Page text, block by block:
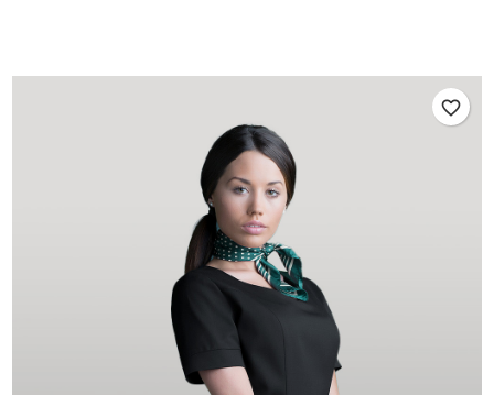
favorite_border